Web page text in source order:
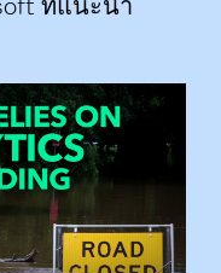
ที่แนะนำ